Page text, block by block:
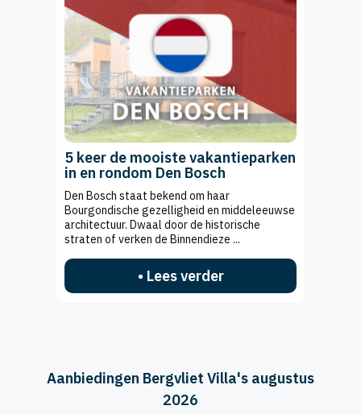
5 keer de mooiste vakantieparken
in en rondom Den Bosch
Den Bosch staat bekend om haar
Bourgondische gezelligheid en middeleeuwse
architectuur. Dwaal door de historische
straten of verken de Binnendieze ...
• Lees verder
Aanbiedingen Bergvliet Villa's augustus
2026